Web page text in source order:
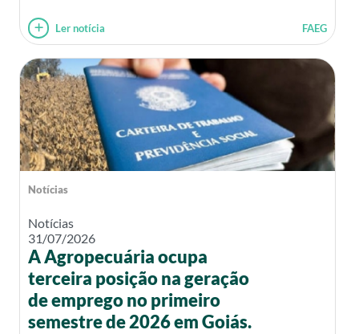
Ler notícia FAEG
Notícias
Notícias
31/07/2026
A Agropecuária ocupa
terceira posição na geração
de emprego no primeiro
semestre de 2026 em Goiás.